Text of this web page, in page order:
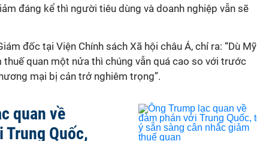
đáng kể thì người tiêu dùng và doanh nghiệp vẫn sẽ
đốc tại Viện Chính sách Xã hội châu Á, chỉ ra: “Dù Mỹ
thuế quan một nửa thì chúng vẫn quá cao so với trước
mại bị cản trở nghiêm trọng”.
quan về
Trung Quốc,